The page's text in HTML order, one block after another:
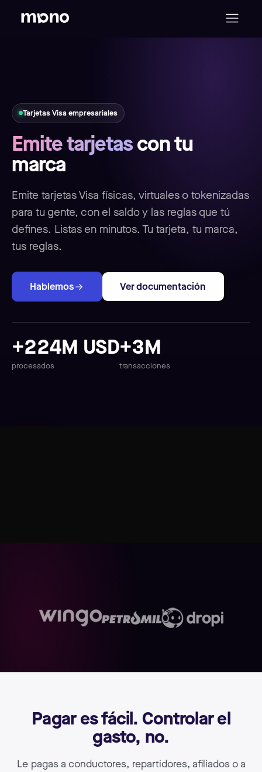
Tarjetas Visa empresariales
Emite tarjetascon tu
marca
Emite tarjetas Visa físicas, virtuales o tokenizadas
para tu gente, con el saldo y las reglas que tú
defines. Listas en minutos. Tu tarjeta, tu marca,
tus reglas.
Hablemos Ver documentación
+224M USD
procesados
+3M
transacciones
Pagar es fácil. Controlar el
gasto, no.
Le pagas a conductores, repartidores, afiliados o a